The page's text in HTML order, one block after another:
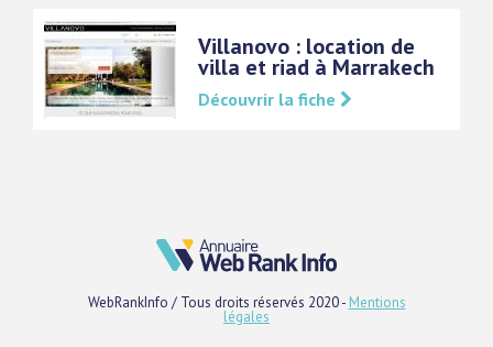
Villanovo : location de
villa et riad à Marrakech
Découvrir la fiche
WebRankInfo / Tous droits réservés 2020 - Mentions
légales